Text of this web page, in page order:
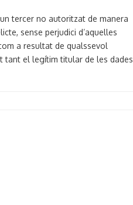
tercer no autoritzat de manera
sense perjudici d’aquelles
a resultat de qualssevol
tant el legítim titular de les dades